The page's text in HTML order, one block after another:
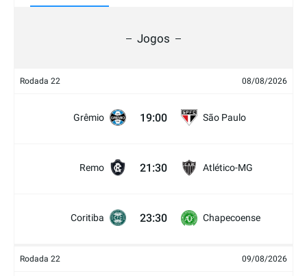
Jogos
Rodada 22 08/08/2026
Grêmio 19:00 São Paulo
Remo 21:30 Atlético-MG
Coritiba 23:30 Chapecoense
Rodada 22 09/08/2026